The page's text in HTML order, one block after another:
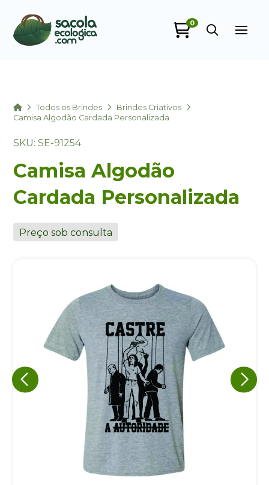
0
HomeTodos os Brindes
Brindes Criativos
Camisa Algodão Cardada Personalizada
SKU: SE-91254
Camisa Algodão
Cardada Personalizada
Preço sob consulta
Eu concordo em receber comunicações.
A nossa empresa está comprometida a proteger e respeitar
sua privacidade, utilizaremos seus dados apenas para fins
de marketing. Você pode alterar suas preferências a
qualquer momento.
Iniciar conversa